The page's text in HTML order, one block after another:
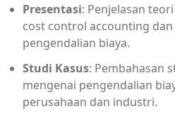
Presentasi: Penjelasan
cost control accounting
pengendalian biaya.
Studi Kasus: Pembahasan
mengenai pengendalian
perusahaan dan industri.